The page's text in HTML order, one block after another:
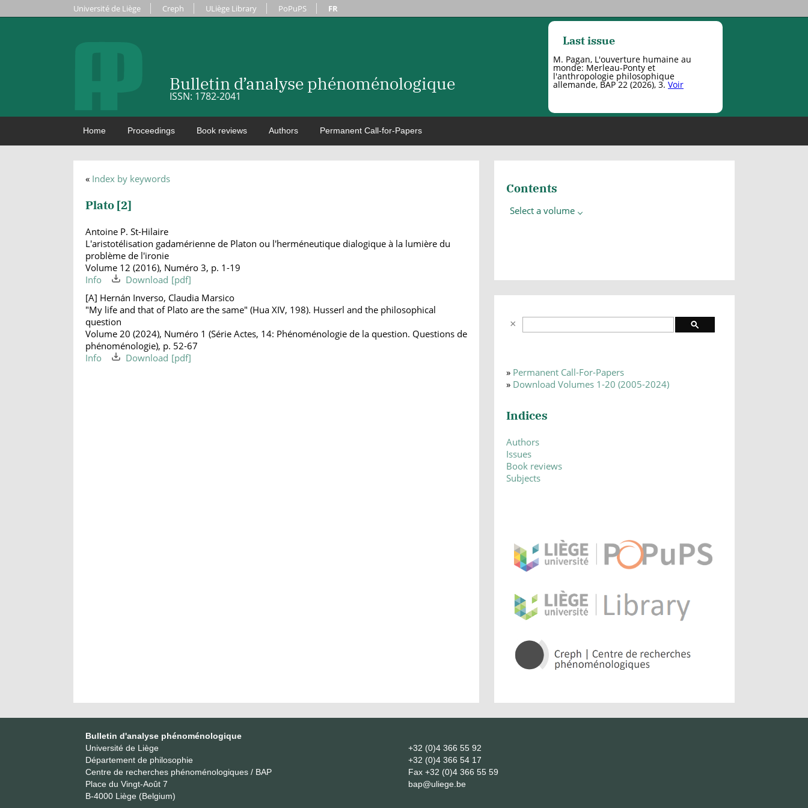
Université de Liège Creph ULiège Library PoPuPS FR
Bulletin d’analyse phénoménologique
ISSN: 1782-2041
Last issue
M. Pagan, L'ouverture humaine au
monde: Merleau-Ponty et
l'anthropologie philosophique
allemande, BAP 22 (2026), 3. Voir
Home Proceedings Book reviews Authors Permanent Call-for-Papers
« Index by keywords
Plato [2]
Antoine P. St-Hilaire
L'aristotélisation gadamérienne de Platon ou l'herméneutique dialogique à la lumière du
problème de l'ironie
Volume 12 (2016), Numéro 3, p. 1-19
Info
Download
[A] Hernán Inverso, Claudia Marsico
"My life and that of Plato are the same" (Hua XIV, 198). Husserl and the philosophical
question
Volume 20 (2024), Numéro 1 (Série Actes, 14: Phénoménologie de la question. Questions de
phénoménologie), p. 52-67
Info
Download
Contents
Select a volume
» Permanent Call-For-Papers
» Download Volumes 1-20 (2005-2024)
Indices
Authors
Issues
Book reviews
Subjects
Bulletin d'analyse phénoménologique
Université de Liège
Département de philosophie
Centre de recherches phénoménologiques / BAP
Place du Vingt-Août 7
B-4000 Liège (Belgium)
+32 (0)4 366 55 92
+32 (0)4 366 54 17
Fax +32 (0)4 366 55 59
bap@uliege.be